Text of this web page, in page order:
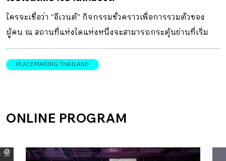
เขตศูนย์กลางธุรกิจจวบจนทุกวันนี้ แม้ย่านสาทรจะเป็นพื้นที่ที่
มีศักยภาพเชิงเศรษฐกิจของกรุงเทพฯ แต่ในขณะเดียวกันก็ยัง
ให้ผู้คนมาแบ่งปันเรื่องราวและความสนใจในสิ่งเดียวกันได้ โดย
ใครจะเชื่อว่า “อีเวนต์” กิจกรรมชั่วคราวเพื่อการรวมตัวของ
ผู้คน ณ สถานที่แห่งใดแห่งหนึ่งจะสามารถกระตุ้นย่านที่เริ่ม
ชะลอตัวให้ค่อย ๆ ขยับมามีชีวิต ปลุกศักยภาพใหม่ของผู้คนร่วม
กับวิถีชีวิตดั้งเดิมของคนในย่านได้อีกครั้ง Placemaking
และการค้าในกรุงเทพฯ แต่ซบเซาลงจากเมืองที่ขยับปรับ
แบบของนางเลิ้งไว้ ด้วยกลไกการออกแบบและพัฒนาชุมชน
PLACEMAKING THAILAND
ONLINE PROGRAM